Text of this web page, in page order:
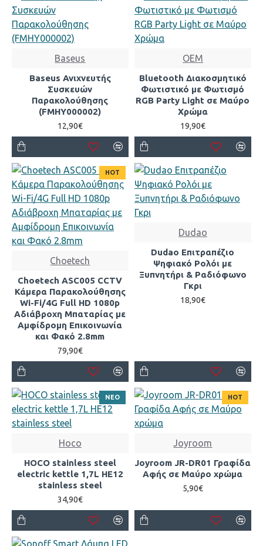
Baseus
Baseus Ανιχνευτής
Συσκευών
Παρακολούθησης
(FMHY000002)
12,90€
OEM
Bluetooth Διακοσμητικό
Φωτιστικό με Φωτισμό
RGB Party Light σε Μαύρο
Χρώμα
19,90€
HOT
Choetech
Choetech ASC005 CCTV
Κάμερα Παρακολούθησης
Wi-Fi/4G Full HD 1080p
Αδιάβροχη Μπαταρίας με
Αμφίδρομη Επικοινωνία
και Φακό 2.8mm
79,90€
Dudao
Dudao Επιτραπέζιο
Ψηφιακό Ρολόι με
Ξυπνητήρι & Ραδιόφωνο
Γκρι
18,90€
ΝΕΟ
Hoco
HOCO stainless steel
electric kettle 1,7L HE12
stainless steel
34,90€
HOT
Joyroom
Joyroom JR-DR01 Γραφίδα
Αφής σε Μαύρο χρώμα
5,90€